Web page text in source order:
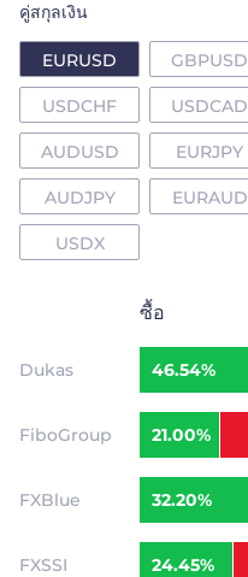
ซื้อ
Dukas 46.54%
FiboGroup 21.00%
FXBlue 32.20%
FXSSI 24.45%
คู่สกุลเงิน
EURUSD GBPUSD
USDCHF USDCAD
AUDUSD EURJPY
AUDJPY EURAUD
USDX